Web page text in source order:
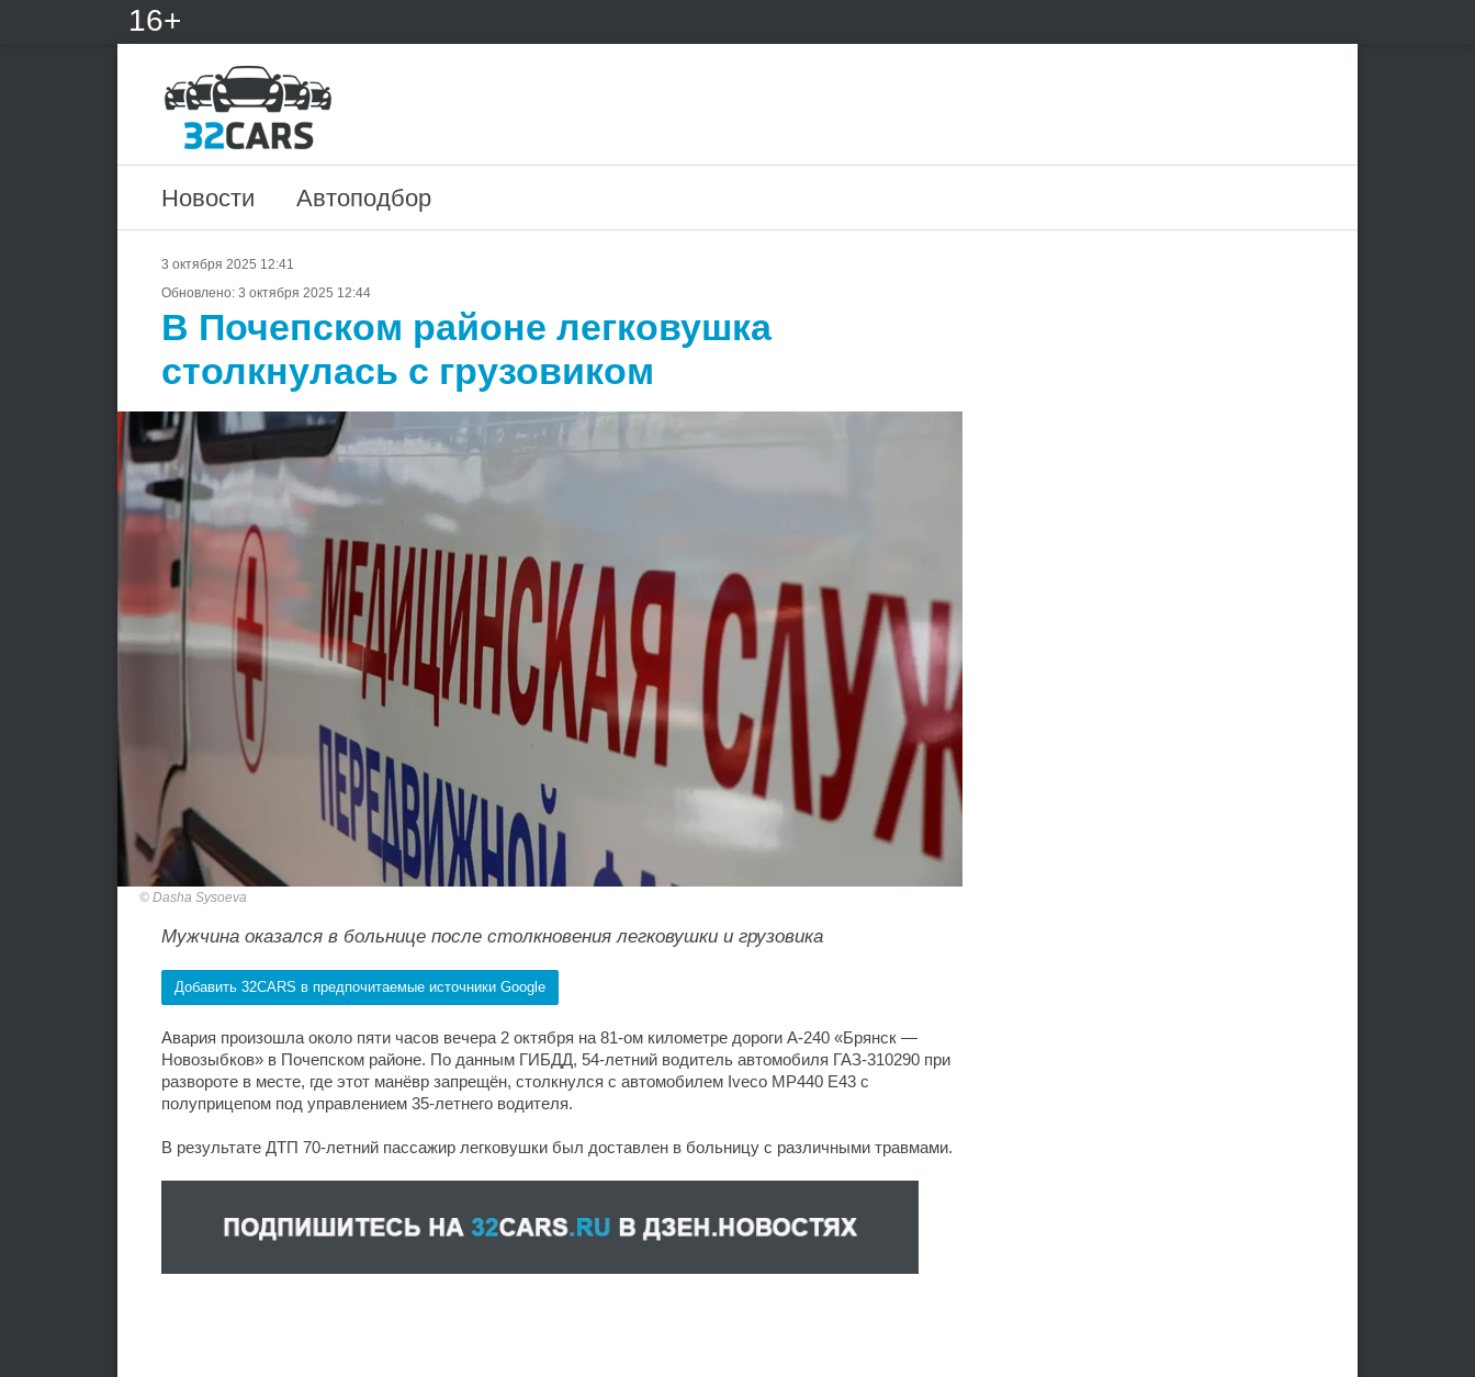
16+
Новости Автоподбор
3 октября 2025 12:41
Обновлено: 3 октября 2025 12:44
В Почепском районе легковушка
столкнулась с грузовиком
Dasha Sysoeva
Мужчина оказался в больнице после столкновения легковушки и грузовика
Добавить 32CARS в предпочитаемые источники Google
Авария произошла около пяти часов вечера 2 октября на 81-ом километре дороги А-240 «Брянск —
Новозыбков» в Почепском районе. По данным ГИБДД, 54-летний водитель автомобиля ГАЗ-310290 при
развороте в месте, где этот манёвр запрещён, столкнулся с автомобилем Iveco MP440 E43 с
полуприцепом под управлением 35-летнего водителя.
В результате ДТП 70-летний пассажир легковушки был доставлен в больницу с различными травмами.